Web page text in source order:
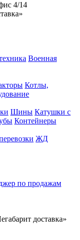
4/14
Военная
Котлы,
Шины Катушки с
Контейнеры
ЖД
по продажам
доставка»